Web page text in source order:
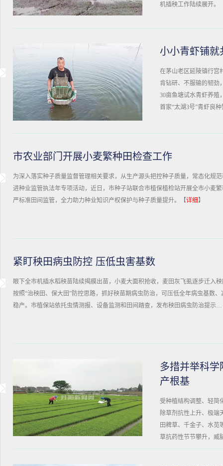
机插秧工作陆续展开。
小小青虾铺就
在茅山老区延陵镇行宫
肯钻研、不服输的韧劲
30亩鱼塘试水青虾养殖
首家“太湖3号”青虾良
市农业部门开展小麦繁种田检查工作
为深入落实种子质量监督管理相关要求，从生产源头把控种子质量，常态化规
进种业监管执法年专项活动，近日，市种子站联合市植保植检站开展全市小麦
严标准田间监管，全力助力种业知识产权保护与种子质量提升。【详细】
紧盯秧田病虫防控 压低虫害基数
眼下全市机插水稻秧苗陆续揭膜出苗，小麦大面积抢收，麦田灰飞虱逐步迁入
按照“治秧田、保大田”防控思路，抓好秧苗期病虫防治，可压低全年病虫基数
稳产。市植保站依托虫情测报、设备监测和田间踏查，发布秧田病虫防治提示…
多措并举科
产根基
受种植结构调整、轻简
除草剂抗性上升、极端
田稗草、千金子、水苋
草抗药性节节攀升，威